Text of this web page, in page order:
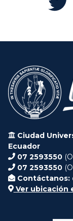
Ciudad
Ecuador
07 2593550
07 2593550
Contáctanos:
Ver ubicación